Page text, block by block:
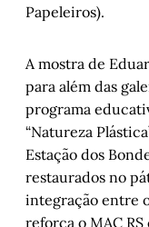
Papeleiros).
A mostra de
para além das
programa
“Natureza
Estação dos
restaurados no
integração entre
reforça o MAC